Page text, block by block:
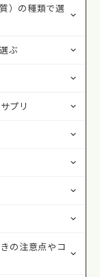
）の種類で選
ぶ
プリ
の注意点やコ